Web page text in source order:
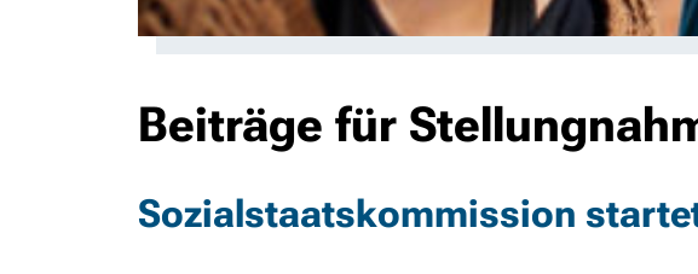
Beiträge für
Sozialstaatskommission